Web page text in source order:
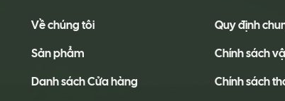
Về chúng tôi
Sản phẩm
Danh sách Cửa hàng
Quy định
Chính sách
Chính sách